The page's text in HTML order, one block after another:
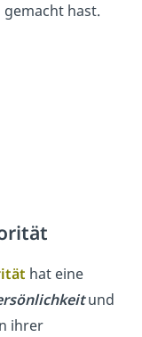
hast.
hat eine
und
ihrer